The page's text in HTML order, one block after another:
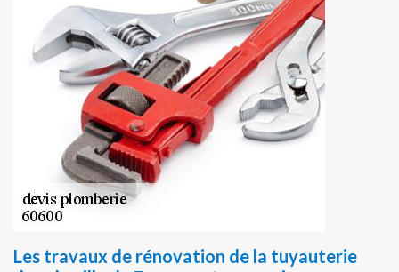
Les travaux de rénovation de la tuyauterie